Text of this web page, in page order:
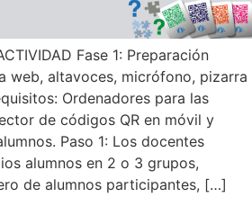
Fase 1: Preparación
web, altavoces, micrófono, pizarra
Ordenadores para las
de códigos QR en móvil y
Paso 1: Los docentes
alumnos en 2 o 3 grupos,
de alumnos participantes, […]